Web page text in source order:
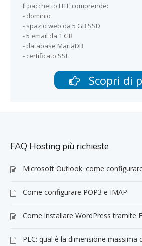
Il pacchetto LITE comprende:
- dominio
- spazio web da 5 GB SSD
- 5 email da 1 GB
- database MariaDB
- certificato SSL
Scopri di
FAQ Hosting più richieste
Microsoft Outlook: come
Come configurare POP3 e IMAP
Come installare WordPress tramite
PEC: qual è la dimensione massima